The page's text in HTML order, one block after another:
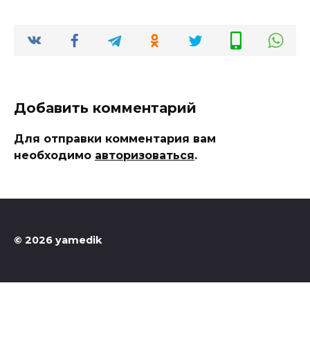
Добавить комментарий
Для отправки комментария вам
необходимо авторизоваться.
© 2026 yamedik